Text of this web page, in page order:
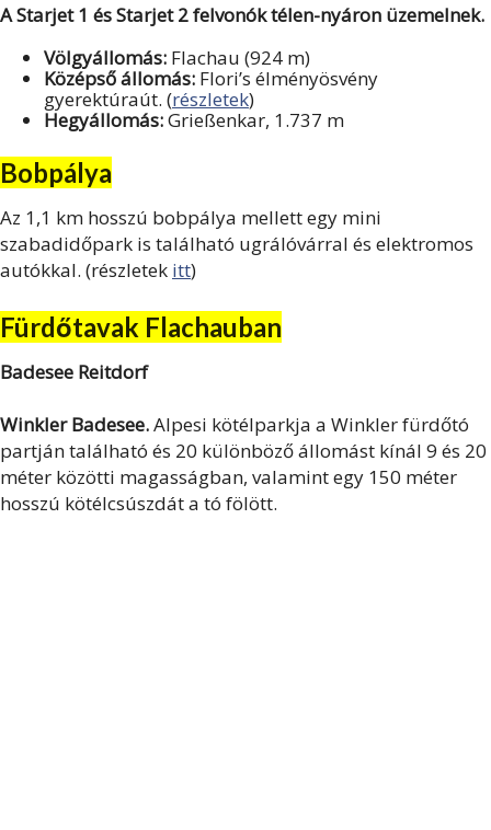
A Starjet 1 és Starjet 2 felvonók télen-nyáron üzemelnek.
Völgyállomás: Flachau (924 m)
Középső állomás: Flori’s élményösvény
gyerektúraút. (részletek)
Hegyállomás:Grießenkar, 1.737 m
Bobpálya
Az 1,1 km hosszú bobpálya mellett egy mini
szabadidőpark is található ugrálóvárral és elektromos
autókkal. (részletek itt)
Fürdőtavak Flachauban
Badesee Reitdorf
Winkler Badesee.Alpesi kötélparkja a Winkler fürdőtó
partján található és 20 különböző állomást kínál 9 és 20
méter közötti magasságban, valamint egy 150 méter
hosszú kötélcsúszdát a tó fölött.